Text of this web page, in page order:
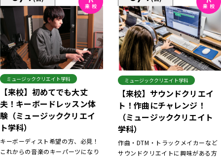
ミュージッククリエイト学科
【来校】初めてでも大丈
夫！キーボードレッスン体
験（ミュージッククリエイ
ト学科）
キーボーディスト希望の方、必見！
これからの音楽のキーパーツになり
ミュージッククリエイト学科
【来校】サウンドクリエイ
ト！作曲にチャレンジ！
（ミュージッククリエイト
学科）
作曲・DTM・トラックメイカーなど
サウンドクリエイトに興味がある方